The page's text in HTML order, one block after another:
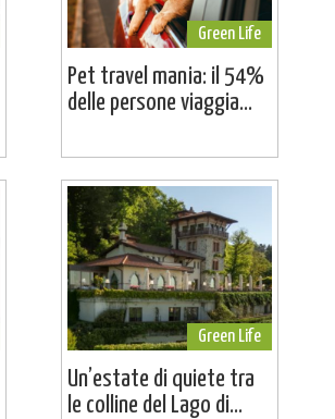
Green Life
Pet travel mania: il 54%
delle persone viaggia...
Green Life
Un’estate di quiete tra
le colline del Lago di...